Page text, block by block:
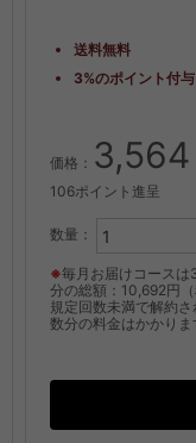
送料無料
3%のポイント付与
価格： 3,564
106ポイント進呈
数量：
※毎月お届けコースは
分の総額：10,692円（
規定回数未満で解約
数分の料金はかかりま